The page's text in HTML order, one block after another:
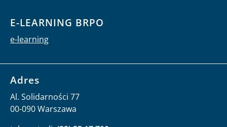
E-LEARNING BRPO
e-learning
Adres
Al. Solidarności 77
00-090 Warszawa